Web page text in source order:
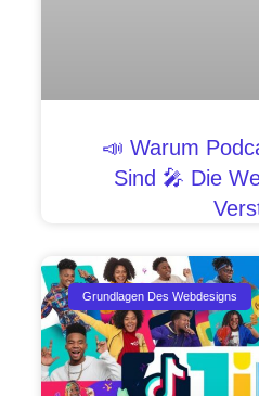
📣 Warum
Sind 🎤 Die
Grundlagen Des Webdesigns